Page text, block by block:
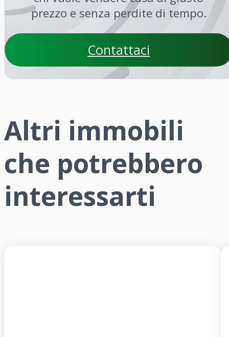
prezzo e senza perdite di tempo.
Contattaci
Altri immobili
che potrebbero
interessarti